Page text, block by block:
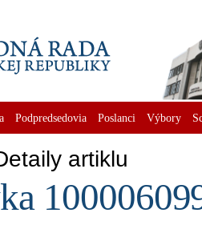
Podpredsedovia Poslanci Výbory
artiklu